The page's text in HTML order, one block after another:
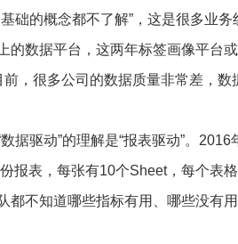
础的概念都不了解”，这是很多业
的数据平台，这两年标签画像平台
，很多公司的数据质量非常差，
据驱动”的理解是“报表驱动”。
报表，每张有10个Sheet，每个表
都不知道哪些指标有用、哪些没有